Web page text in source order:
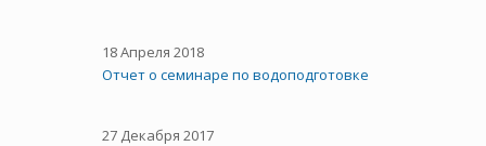
18 Апреля 2018
Отчет о семинаре по водоподготовке
27 Декабря 2017